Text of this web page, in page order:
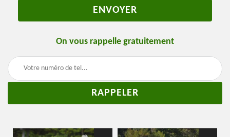
On vous rappelle gratuitement